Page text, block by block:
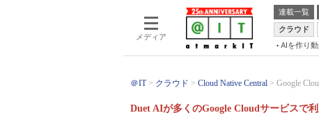
メディア
連載一覧
クラウド
AIを作り
＠IT クラウド Cloud Native Central Google
Duet AIが多くのGoogle Cloudサービスで